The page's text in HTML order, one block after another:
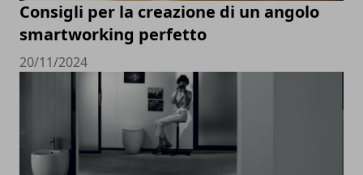
Consigli per la creazione di un angolo
smartworking perfetto
20/11/2024